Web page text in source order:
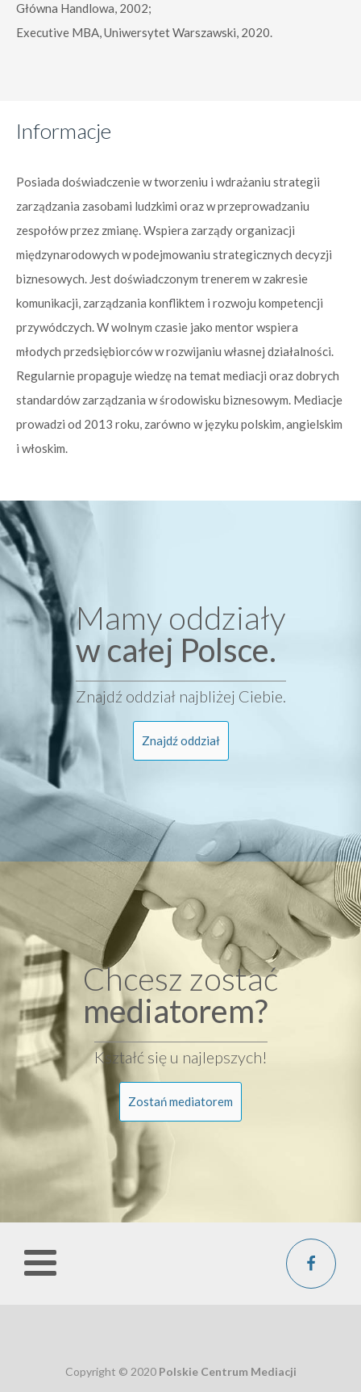
Główna Handlowa, 2002;
Executive MBA, Uniwersytet Warszawski, 2020.
Informacje
Posiada doświadczenie w tworzeniu i wdrażaniu strategii
zarządzania zasobami ludzkimi oraz w przeprowadzaniu
zespołów przez zmianę. Wspiera zarządy organizacji
międzynarodowych w podejmowaniu strategicznych decyzji
biznesowych. Jest doświadczonym trenerem w zakresie
komunikacji, zarządzania konfliktem i rozwoju kompetencji
przywódczych. W wolnym czasie jako mentor wspiera
młodych przedsiębiorców w rozwijaniu własnej działalności.
Regularnie propaguje wiedzę na temat mediacji oraz dobrych
standardów zarządzania w środowisku biznesowym. Mediacje
prowadzi od 2013 roku, zarówno w języku polskim, angielskim
i włoskim.
Mamy oddziały
w całej Polsce.
Znajdź oddział najbliżej Ciebie.
Znajdź oddział
Chcesz zostać
mediatorem?
Kształć się u najlepszych!
Zostań mediatorem
Copyright © 2020 Polskie Centrum Mediacji